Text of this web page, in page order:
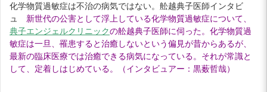
化学物質過敏症は不治の病気ではない。舩越典子医師インタビ
ュ
新世代の公害として浮上している化学物質過敏症について、
典子エンジェルクリニックの舩越典子医師に伺った。化学物質過
敏症は一旦、罹患すると治癒しないという偏見が昔からあるが、
最新の臨床医療では治癒できる病気になっている。それが常識と
して、定着しはじめている。（インタビュアー：黒薮哲哉）